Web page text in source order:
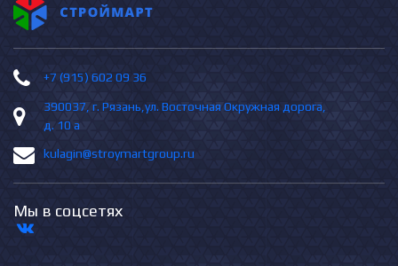
+7 (915) 602 09 36
390037, г. Рязань,ул. Восточная Окружная дорога,
д. 10 а
kulagin@stroymartgroup.ru
Мы в соцсетях